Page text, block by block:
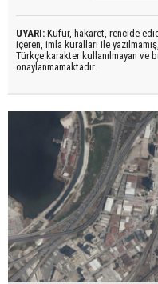
UYARI: Küfür, hakaret, rencide
içeren, imla kuralları ile yazılmamış,
Türkçe karakter kullanılmayan ve
onaylanmamaktadır.